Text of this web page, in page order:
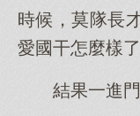
時候，莫隊長
愛國干怎麼樣了
結果一進